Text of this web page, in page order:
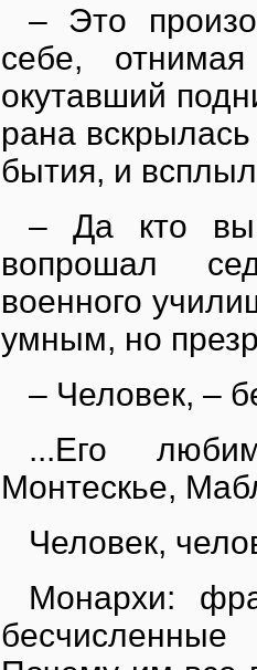
– Это
себе,
окутавший
рана
бытия, и
– Да кто вы
вопрошал
военного
умным, но
– Человек, –
...Его
Монтескье,
Человек,
Монархи:
бесчисленные